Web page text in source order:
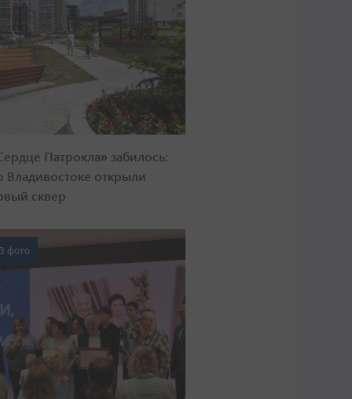
Патрокла» забилось:
Владивостоке открыли
сквер
фото